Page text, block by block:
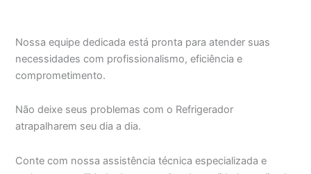
Nossa equipe dedicada está pronta para atender suas
necessidades com profissionalismo, eficiência e
comprometimento.
Não deixe seus problemas com o Refrigerador
atrapalharem seu dia a dia.
Conte com nossa assistência técnica especializada e